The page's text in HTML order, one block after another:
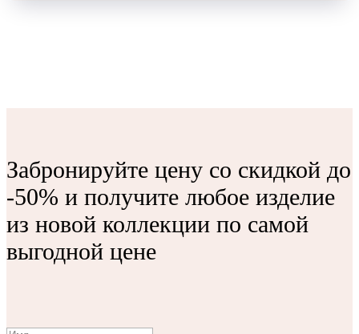
Забронируйте цену со скидкой до
-50% и получите любое изделие
из новой коллекции по самой
выгодной цене